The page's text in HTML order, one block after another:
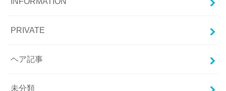
PRIVATE
ヘア記事
未分類